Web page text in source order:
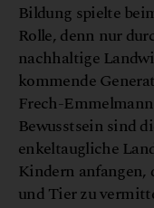
Bildung spielte
Rolle, denn nur
nachhaltige
kommende
Frech-
Bewusstsein sind
enkeltaugliche
Kindern anfangen,
und Tier zu